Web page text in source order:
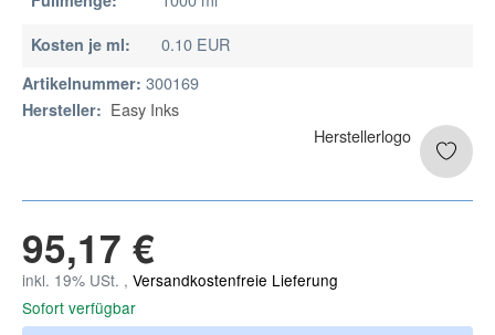
Kosten je ml: 0.10 EUR
Artikelnummer: 300169
Hersteller: Easy Inks
95,17 €
inkl. 19% USt. , Versandkostenfreie Lieferung
Sofort verfügbar